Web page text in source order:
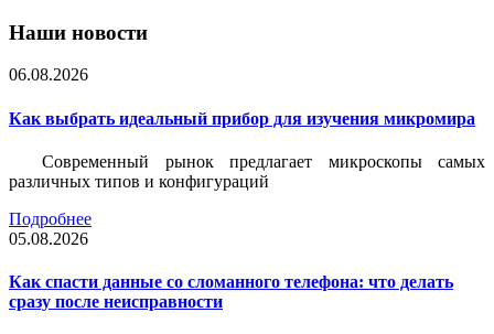
Наши новости
06.08.2026
Как выбрать идеальный прибор для изучения микромира
Современный рынок предлагает микроскопы самых
различных типов и конфигураций
Подробнее
05.08.2026
Как спасти данные со сломанного телефона: что делать
сразу после неисправности